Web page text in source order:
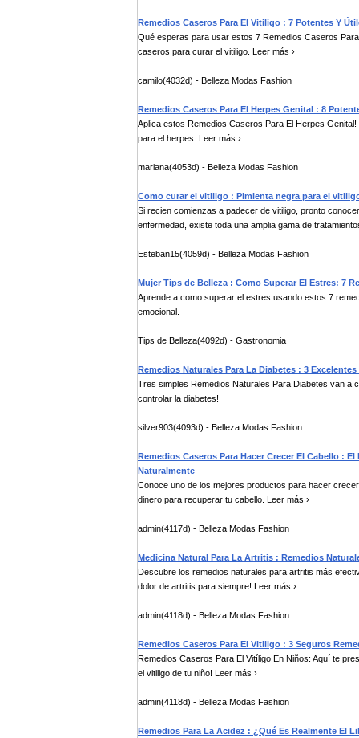
Remedios Caseros Para El Vitiligo : 7 Potentes Y
Qué esperas para usar estos 7 Remedios Caseros
caseros para curar el vitiligo. Leer más ›
camilo(4032d) - Belleza Modas Fashion
Remedios Caseros Para El Herpes Genital : 8
Aplica estos Remedios Caseros Para El Herpes
para el herpes. Leer más ›
mariana(4053d) - Belleza Modas Fashion
Como curar el vitiligo : Pimienta negra para el
Si recien comienzas a padecer de vitiligo, pronto
enfermedad, existe toda una amplia gama de
Esteban15(4059d) - Belleza Modas Fashion
Mujer Tips de Belleza : Como Superar El Estres: 7
Aprende a como superar el estres usando estos 7
emocional.
Tips de Belleza(4092d) - Gastronomia
Remedios Naturales Para La Diabetes : 3
Tres simples Remedios Naturales Para Diabetes van a
controlar la diabetes!
silver903(4093d) - Belleza Modas Fashion
Remedios Caseros Para Hacer Crecer El Cabello :
Naturalmente
Conoce uno de los mejores productos para hacer
dinero para recuperar tu cabello. Leer más ›
admin(4117d) - Belleza Modas Fashion
Medicina Natural Para La Artritis : Remedios
Descubre los remedios naturales para artritis más
dolor de artritis para siempre! Leer más ›
admin(4118d) - Belleza Modas Fashion
Remedios Caseros Para El Vitiligo : 3 Seguros
Remedios Caseros Para El Vitíligo En Niños: Aquí te
el vitiligo de tu niño! Leer más ›
admin(4118d) - Belleza Modas Fashion
Remedios Para La Acidez : ¿Qué Es Realmente El